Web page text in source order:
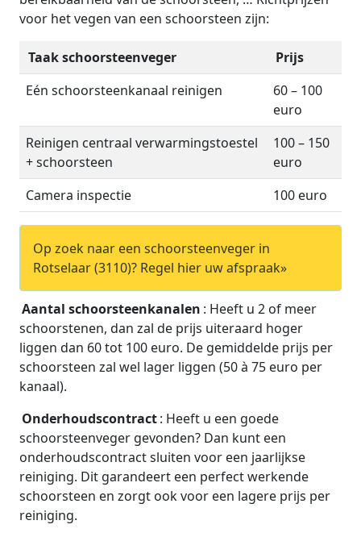
voor het vegen van een schoorsteen zijn:
Taak schoorsteenveger
Prijs
Eén schoorsteenkanaal reinigen
60 – 100
euro
Reinigen centraal verwarmingstoestel
+ schoorsteen
100 – 150
euro
Camera inspectie
100 euro
Op zoek naar een schoorsteenveger in
Rotselaar (3110)? Regel hier uw afspraak»
Aantal schoorsteenkanalen : Heeft u 2 of meer
schoorstenen, dan zal de prijs uiteraard hoger
liggen dan 60 tot 100 euro. De gemiddelde prijs per
schoorsteen zal wel lager liggen (50 à 75 euro per
kanaal).
Onderhoudscontract: Heeft u een goede
schoorsteenveger gevonden? Dan kunt een
onderhoudscontract sluiten voor een jaarlijkse
reiniging. Dit garandeert een perfect werkende
schoorsteen en zorgt ook voor een lagere prijs per
reiniging.